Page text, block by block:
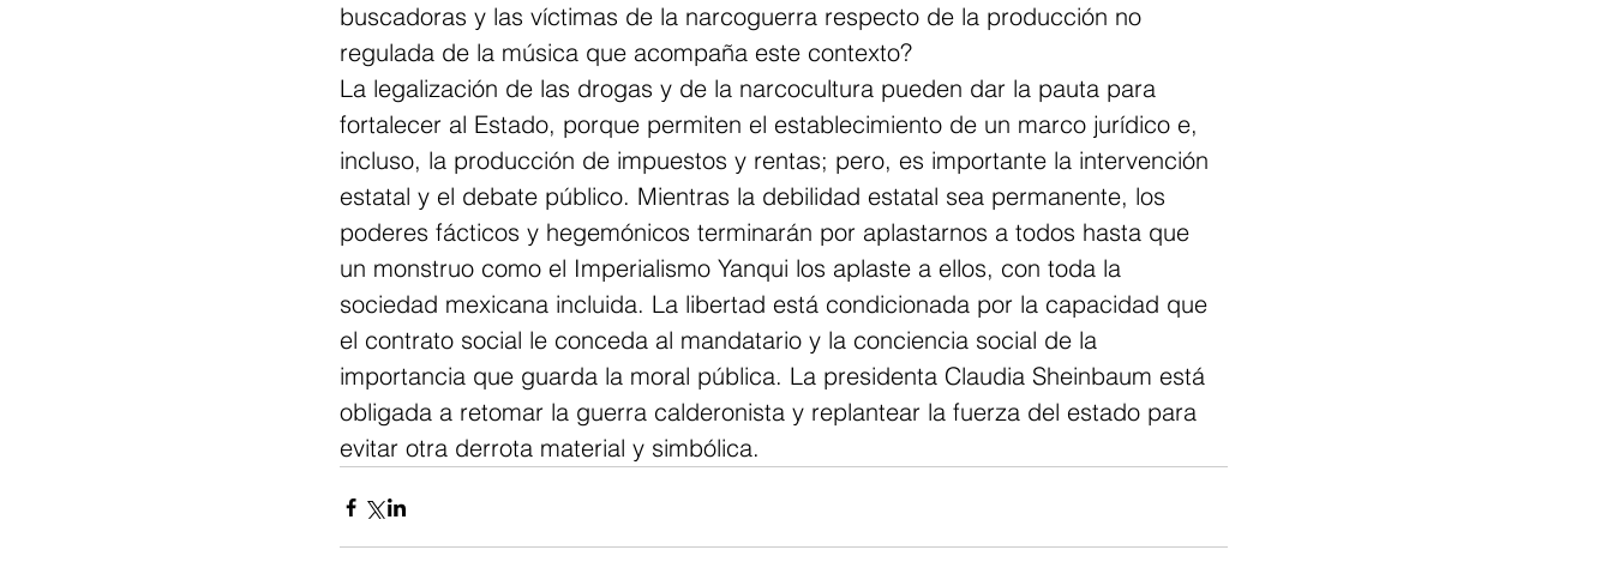
buscadoras y las víctimas de la narcoguerra respecto de la producción no
regulada de la música que acompaña este contexto?
La legalización de las drogas y de la narcocultura pueden dar la pauta para
fortalecer al Estado, porque permiten el establecimiento de un marco jurídico e,
incluso, la producción de impuestos y rentas; pero, es importante la intervención
estatal y el debate público. Mientras la debilidad estatal sea permanente, los
poderes fácticos y hegemónicos terminarán por aplastarnos a todos hasta que
un monstruo como el Imperialismo Yanqui los aplaste a ellos, con toda la
sociedad mexicana incluida. La libertad está condicionada por la capacidad que
el contrato social le conceda al mandatario y la conciencia social de la
importancia que guarda la moral pública. La presidenta Claudia Sheinbaum está
obligada a retomar la guerra calderonista y replantear la fuerza del estado para
evitar otra derrota material y simbólica.